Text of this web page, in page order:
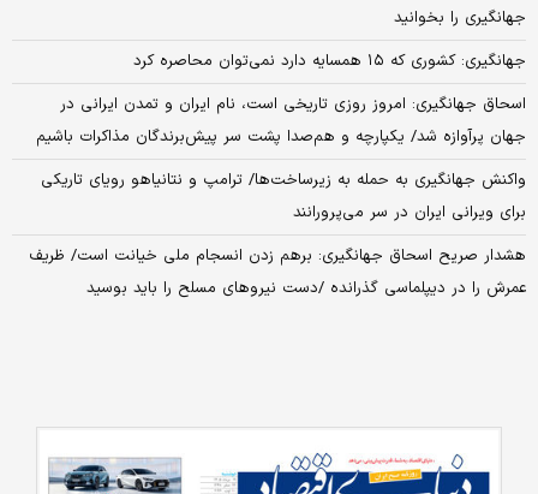
جهانگیری را بخوانید
جهانگیری: کشوری که ۱۵ همسایه دارد نمی‌توان محاصره کرد
اسحاق جهانگیری: امروز روزی تاریخی است، نام ایران و تمدن ایرانی در
جهان پرآوازه شد/ یکپارچه و هم‌صدا پشت سر پیش‌برندگان مذاکرات باشیم
واکنش جهانگیری به حمله به زیرساخت‌ها/ ترامپ و نتانیاهو رویای تاریکی
برای ویرانی ایران در سر می‌پرورانند
هشدار صریح اسحاق جهانگیری: برهم زدن انسجام ملی خیانت است/ ظریف
عمرش را در دیپلماسی گذرانده /دست نیروهای مسلح را باید بوسید